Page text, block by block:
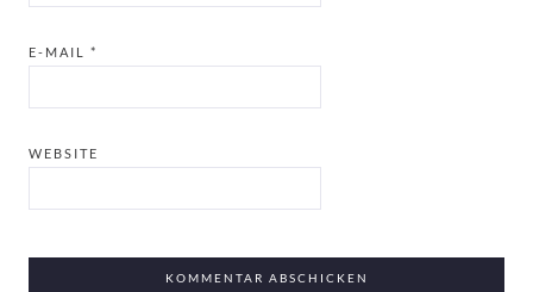
E-MAIL *
WEBSITE